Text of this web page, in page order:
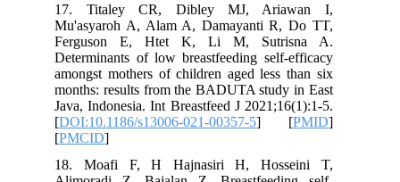
17. Titaley CR, Dibley MJ, Ariawan I,
Mu'asyaroh A, Alam A, Damayanti R, Do TT,
Ferguson E, Htet K, Li M, Sutrisna A.
Determinants of low breastfeeding self-efficacy
amongst mothers of children aged less than six
months: results from the BADUTA study in East
Java, Indonesia. Int Breastfeed J 2021;16(1):1-5.
[DOI:10.1186/s13006-021-00357-5 ] [PMID
[PMCID
18. Moafi F, H Hajnasiri H, Hosseini T,